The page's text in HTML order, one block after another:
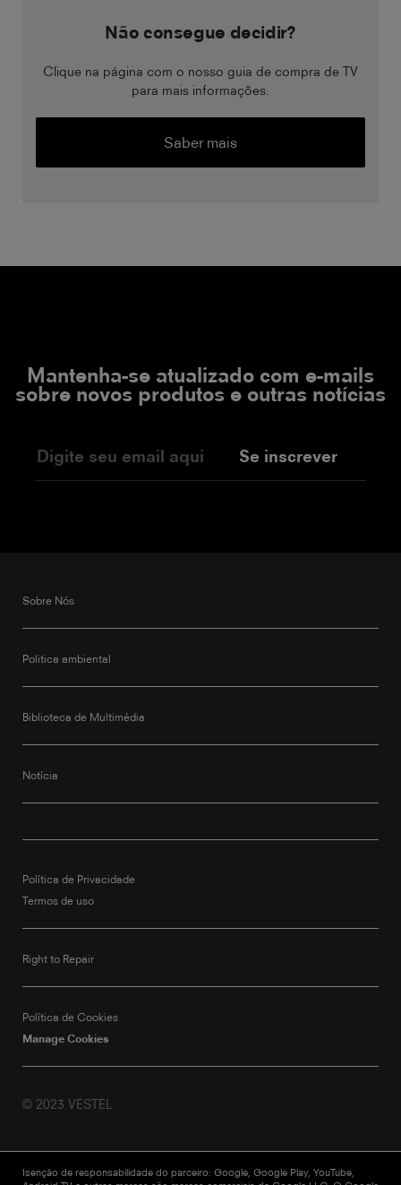
Não consegue decidir?
Clique na página com o nosso guia de compra de TV
para mais informações.
Saber mais
Mantenha-se atualizado com e-mails
sobre novos produtos e outras notícias
Se inscrever
Sobre Nós
Politica ambiental
Biblioteca de Multimédia
Notícia
Política de Privacidade
Termos de uso
Right to Repair
Política de Cookies
Manage Cookies
© 2023 VESTEL
Isenção de responsabilidade do parceiro: Google, Google Play, YouTube,